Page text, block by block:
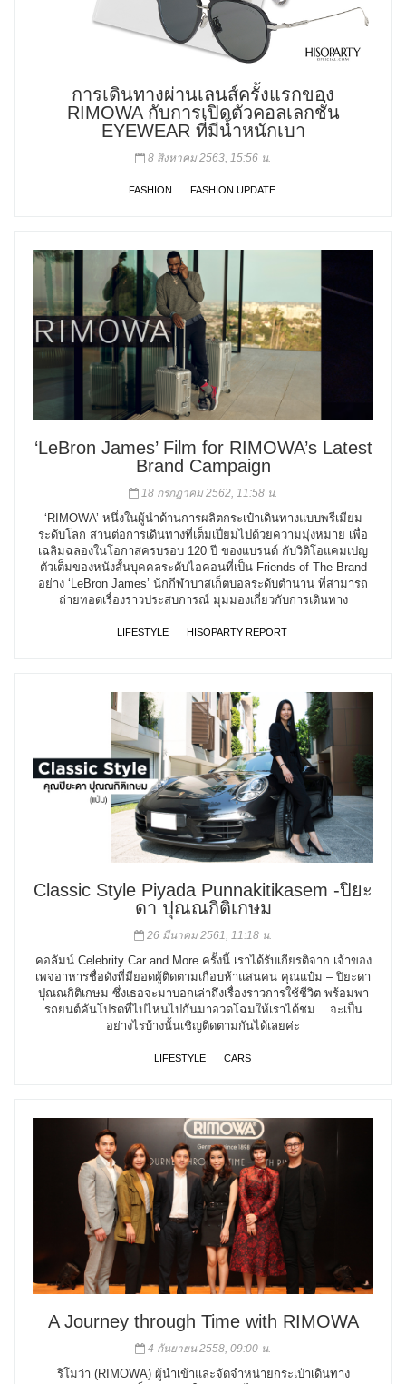
การเดินทางผ่านเลนส์ครั้งแรกของ
RIMOWA กับการเปิดตัวคอลเลกชั่น
EYEWEAR ที่มีน้ำหนักเบา
8 สิงหาคม 2563, 15:56 น.
FASHION FASHION UPDATE
‘LeBron James’ Film for RIMOWA’s Latest
Brand Campaign
18 กรกฎาคม 2562, 11:58 น.
‘RIMOWA’ หนึ่งในผู้นำด้านการผลิตกระเป๋าเดินทางแบบพรีเมียม
ระดับโลก สานต่อการเดินทางที่เต็มเปี่ยมไปด้วยความมุ่งหมาย เพื่อ
เฉลิมฉลองในโอกาสครบรอบ 120 ปี ของแบรนด์ กับวิดิโอแคมเปญ
ตัวเต็มของหนังสั้นบุคคลระดับไอคอนที่เป็น Friends of The Brand
อย่าง ‘LeBron James’ นักกีฬาบาสเก็ตบอลระดับตำนาน ที่สามารถ
ถ่ายทอดเรื่องราวประสบการณ์ มุมมองเกี่ยวกับการเดินทาง
LIFESTYLE HISOPARTY REPORT
Classic Style Piyada Punnakitikasem -ปิยะ
ดา ปุณณกิติเกษม
26 มีนาคม 2561, 11:18 น.
คอลัมน์ Celebrity Car and More ครั้งนี้ เราได้รับเกียรติจาก เจ้าของ
เพจอาหารชื่อดังที่มียอดผู้ติดตามเกือบห้าแสนคน คุณแป๋ม – ปิยะดา
ปุณณกิติเกษม ซึ่งเธอจะมาบอกเล่าถึงเรื่องราวการใช้ชีวิต พร้อมพา
รถยนต์คันโปรดที่ไปไหนไปกันมาอวดโฉมให้เราได้ชม... จะเป็น
อย่างไรบ้างนั้นเชิญติดตามกันได้เลยค่ะ
LIFESTYLE CARS
A Journey through Time with RIMOWA
4 กันยายน 2558, 09:00 น.
ริโมว่า (RIMOWA) ผู้นำเข้าและจัดจำหน่ายกระเป๋าเดินทาง